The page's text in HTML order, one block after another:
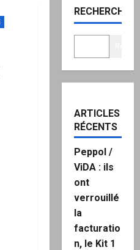
RECHERCHER
ARTICLES
RÉCENTS
Peppol /
ViDA : ils
ont
verrouillé
la
facturatio
n, le Kit 1